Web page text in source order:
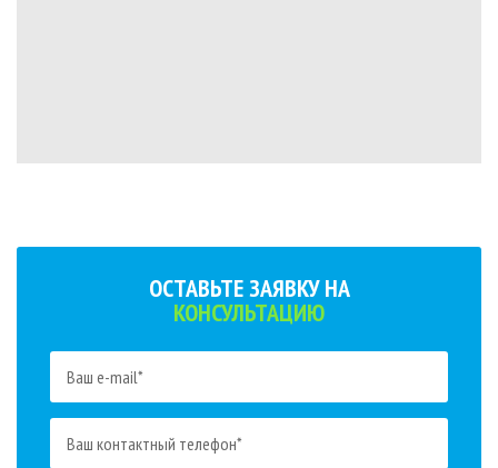
ОСТАВЬТЕ ЗАЯВКУ НА
КОНСУЛЬТАЦИЮ